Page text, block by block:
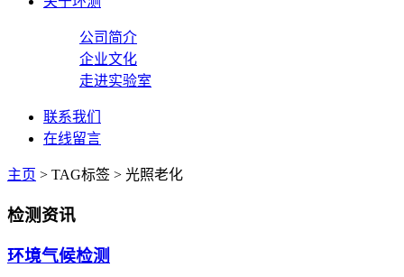
公司简介
企业文化
走进实验室
联系我们
在线留言
主页 > TAG标签 > 光照老化
检测资讯
环境气候检测